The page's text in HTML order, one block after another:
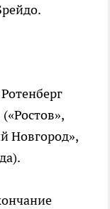
Новгород»,